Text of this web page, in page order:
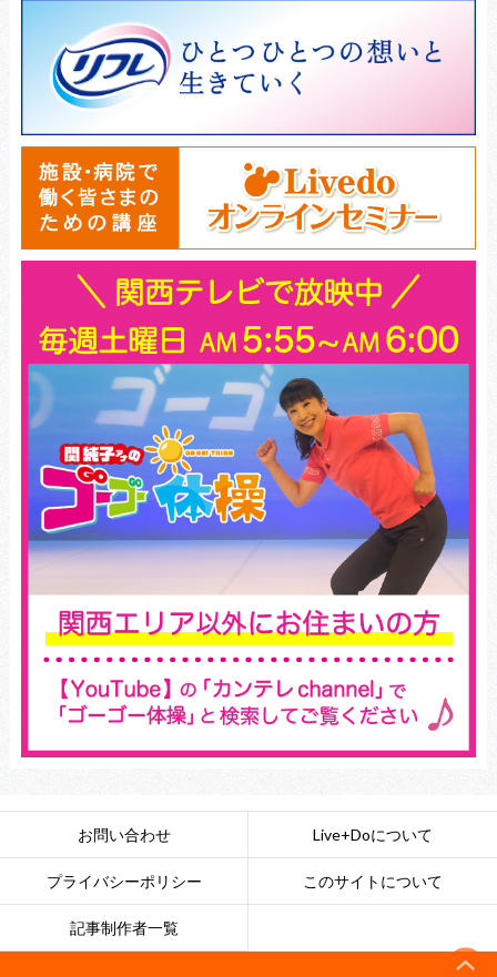
お問い合わせ Live+Doについて
プライバシーポリシー このサイトについて
記事制作者一覧